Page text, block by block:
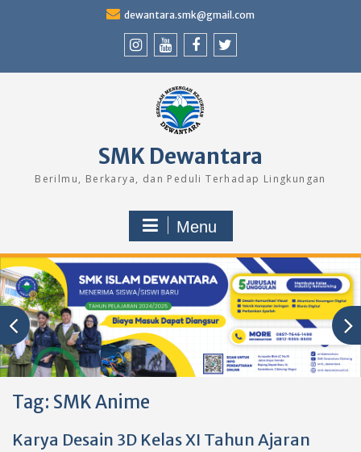
dewantara.smk@gmail.com
SMK Dewantara
Berilmu, Berkarya, dan Peduli Terhadap Lingkungan
Menu
Tag: SMK Anime
Karya Desain 3D Kelas XI Tahun Ajaran